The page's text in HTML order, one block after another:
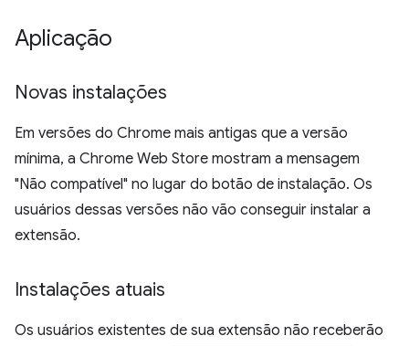
Aplicação
Novas instalações
Em versões do Chrome mais antigas que a versão
mínima, a Chrome Web Store mostram a mensagem
"Não compatível" no lugar do botão de instalação. Os
usuários dessas versões não vão conseguir instalar a
extensão.
Instalações atuais
Os usuários existentes de sua extensão não receberão